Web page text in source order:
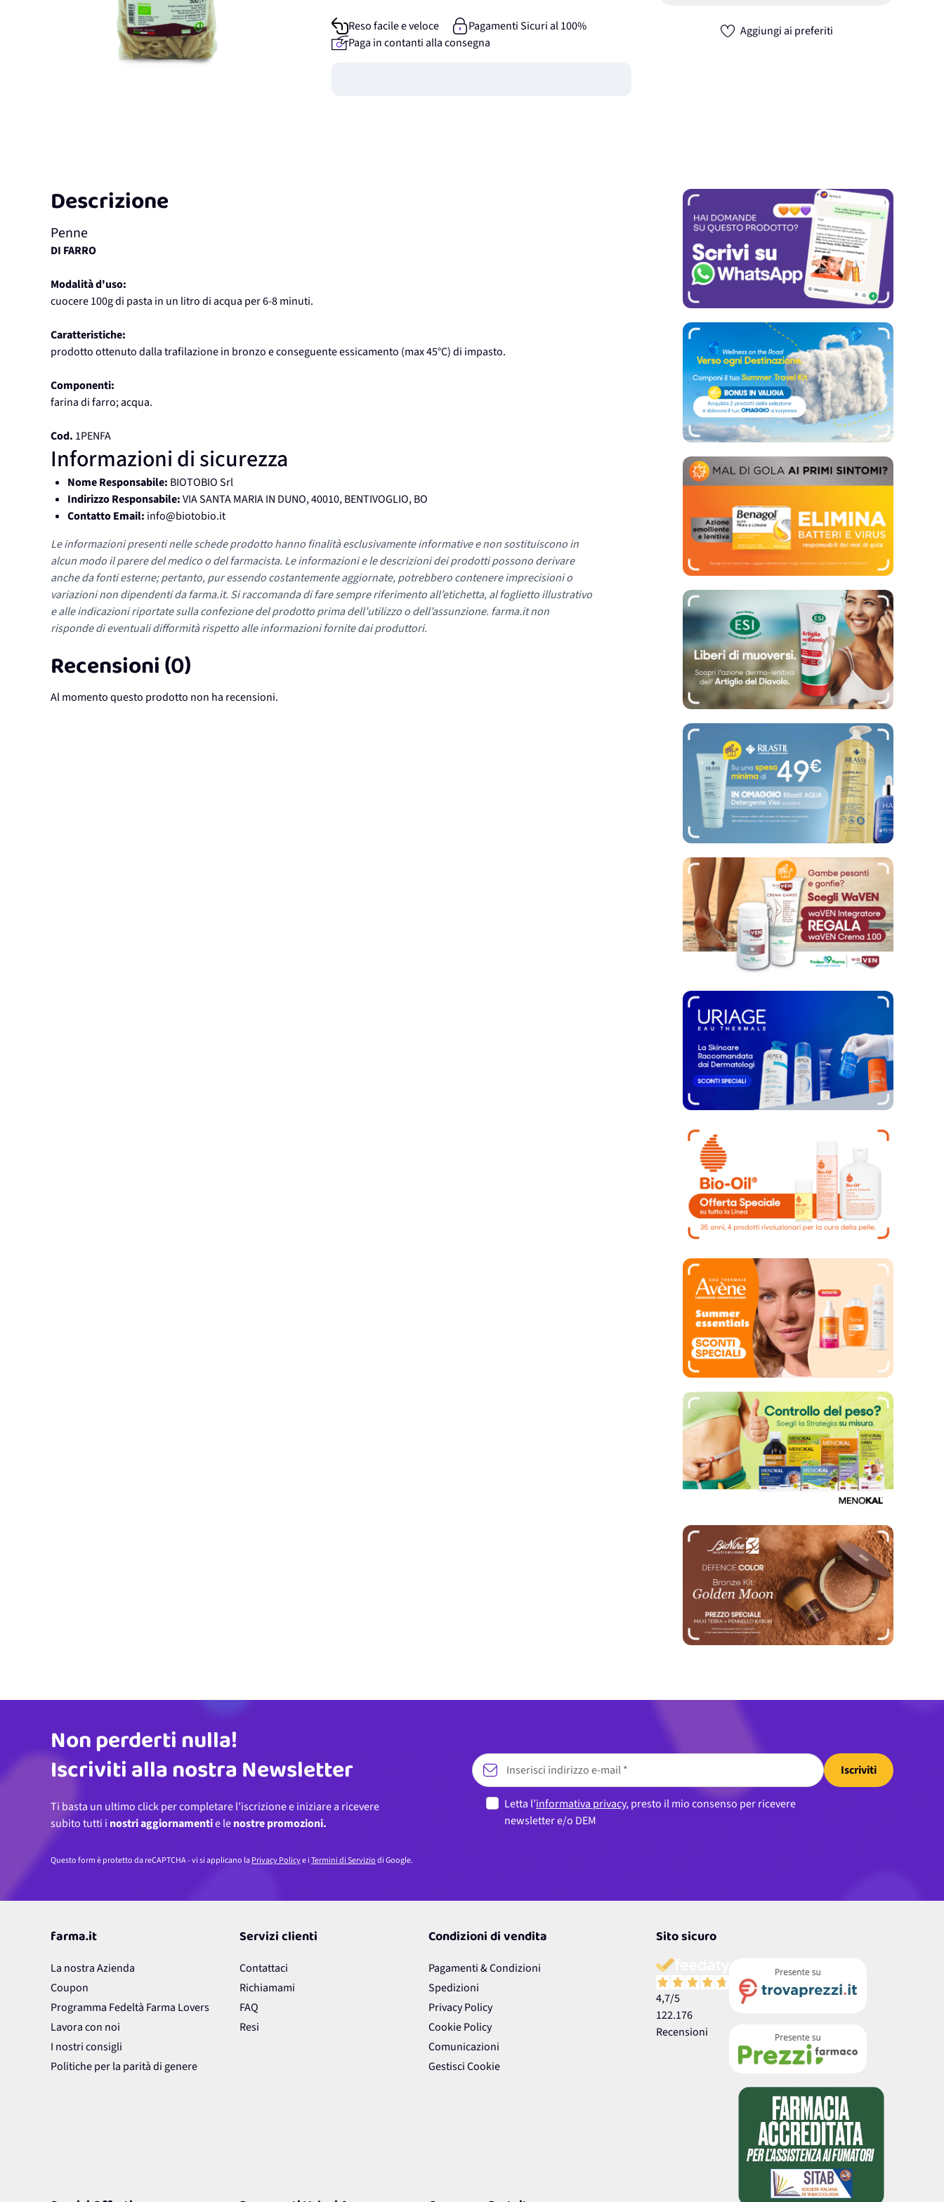
Aggiungi ai preferiti
Reso facile e veloce
Pagamenti Sicuri al 100%
Paga in contanti alla consegna
Descrizione
Penne
DI FARRO
Modalità d'uso:
cuocere 100g di pasta in un litro di acqua per 6-8 minuti.
Caratteristiche:
prodotto ottenuto dalla trafilazione in bronzo e conseguente essicamento (max 45°C) di impasto.
Componenti:
farina di farro; acqua.
Cod. 1PENFA
Informazioni di sicurezza
Nome Responsabile: BIOTOBIO Srl
Indirizzo Responsabile:VIA SANTA MARIA IN DUNO, 40010, BENTIVOGLIO, BO
Contatto Email: info@biotobio.it
Le informazioni presenti nelle schede prodotto hanno finalità esclusivamente informative e non sostituiscono in
alcun modo il parere del medico o del farmacista. Le informazioni e le descrizioni dei prodotti possono derivare
anche da fonti esterne; pertanto, pur essendo costantemente aggiornate, potrebbero contenere imprecisioni o
variazioni non dipendenti da farma.it. Si raccomanda di fare sempre riferimento all’etichetta, al foglietto illustrativo
e alle indicazioni riportate sulla confezione del prodotto prima dell’utilizzo o dell’assunzione. farma.it non
risponde di eventuali difformità rispetto alle informazioni fornite dai produttori.
Recensioni (0)
Al momento questo prodotto non ha recensioni.
Indirizzo email
Non perderti nulla!
Iscriviti alla nostra Newsletter
Ti basta un ultimo click per completare l’iscrizione e iniziare a ricevere
subito tutti i nostri aggiornamentie lenostre promozioni.
Iscriviti
Letta l’informativa privacy, presto il mio consenso per ricevere
newsletter e/o DEM
Questo form è protetto da reCAPTCHA - vi si applicano laPrivacy Policye iTermini di Serviziodi Google.
farma.it
La nostra Azienda
Coupon
Programma Fedeltà Farma Lovers
Lavora con noi
I nostri consigli
Politiche per la parità di genere
Servizi clienti
Contattaci
Richiamami
FAQ
Resi
Condizioni di vendita
Pagamenti & Condizioni
Spedizioni
Privacy Policy
Cookie Policy
Comunicazioni
Gestisci Cookie
Sito sicuro
4,7/5
122.176
Recensioni